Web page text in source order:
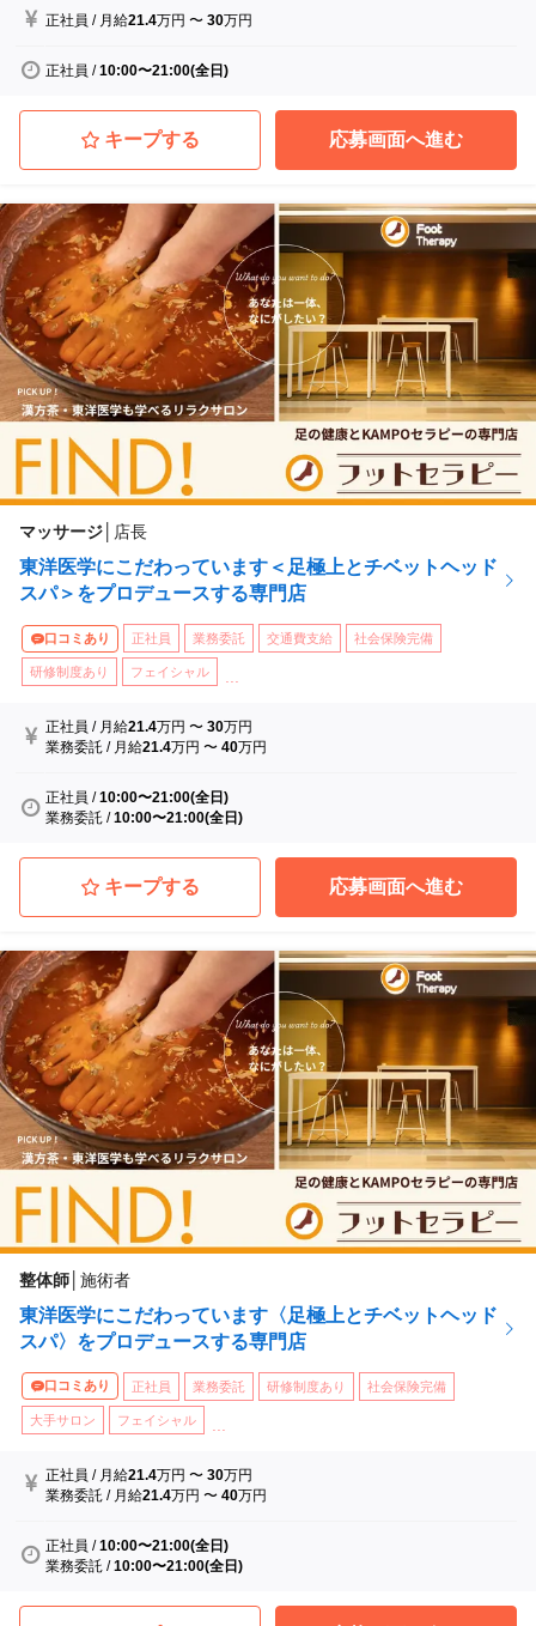
正社員 / 月給21.4万円 〜30万円
正社員 /10:00〜21:00(全日)
キープする 応募画面へ進む
マッサージ 店長
東洋医学にこだわっています＜足極上とチベットヘッド
スパ＞をプロデュースする専門店
口コミあり 正社員 業務委託 交通費支給 社会保険完備
研修制度あり フェイシャル ...
正社員 / 月給21.4万円 〜30万円
業務委託 / 月給21.4万円 〜40万円
正社員 /10:00〜21:00(全日)
業務委託 /10:00〜21:00(全日)
キープする 応募画面へ進む
整体師 施術者
東洋医学にこだわっています〈足極上とチベットヘッド
スパ〉をプロデュースする専門店
口コミあり 正社員 業務委託 研修制度あり 社会保険完備
大手サロン フェイシャル
正社員 / 月給21.4万円 〜30万円
業務委託 / 月給21.4万円 〜40万円
正社員 /10:00〜21:00(全日)
業務委託 /10:00〜21:00(全日)